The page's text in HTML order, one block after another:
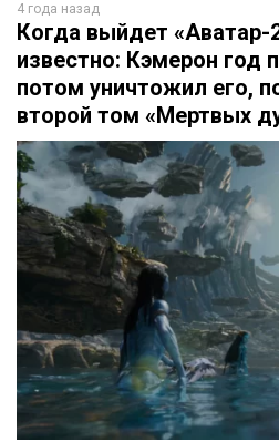
4 года назад
Когда выйдет «Аватар-
известно: Кэмерон год
потом уничтожил его,
второй том «Мертвых